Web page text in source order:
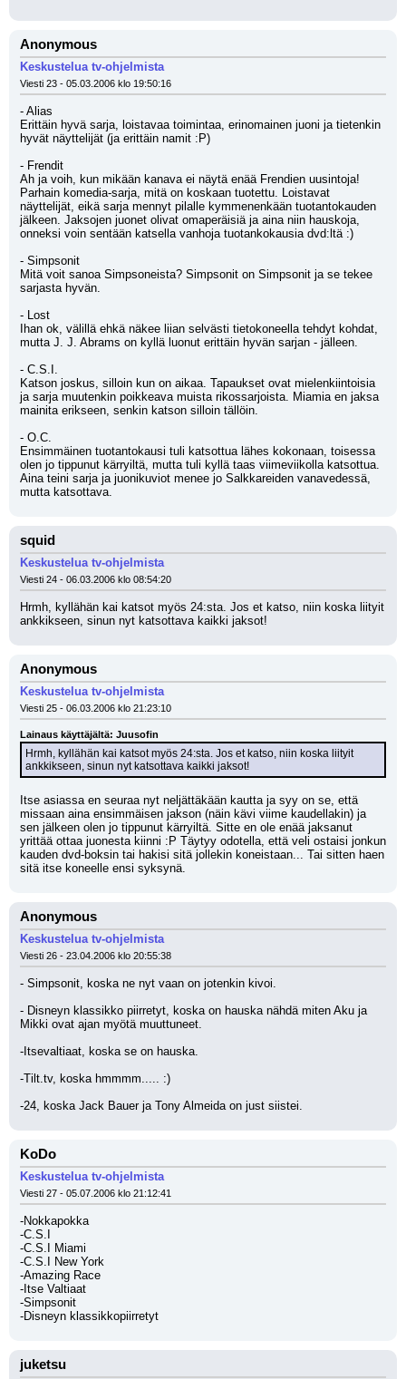
Anonymous
Keskustelua tv-ohjelmista
Viesti 23 - 05.03.2006 klo 19:50:16
- Alias
Erittäin hyvä sarja, loistavaa toimintaa, erinomainen juoni ja tietenkin
hyvät näyttelijät (ja erittäin namit :P)
- Frendit
Ah ja voih, kun mikään kanava ei näytä enää Frendien uusintoja!
Parhain komedia-sarja, mitä on koskaan tuotettu. Loistavat
näyttelijät, eikä sarja mennyt pilalle kymmenenkään tuotantokauden
jälkeen. Jaksojen juonet olivat omaperäisiä ja aina niin hauskoja,
onneksi voin sentään katsella vanhoja tuotankokausia dvd:ltä :)
- Simpsonit
Mitä voit sanoa Simpsoneista? Simpsonit on Simpsonit ja se tekee
sarjasta hyvän.
- Lost
Ihan ok, välillä ehkä näkee liian selvästi tietokoneella tehdyt kohdat,
mutta J. J. Abrams on kyllä luonut erittäin hyvän sarjan - jälleen.
- C.S.I.
Katson joskus, silloin kun on aikaa. Tapaukset ovat mielenkiintoisia
ja sarja muutenkin poikkeava muista rikossarjoista. Miamia en jaksa
mainita erikseen, senkin katson silloin tällöin.
- O.C.
Ensimmäinen tuotantokausi tuli katsottua lähes kokonaan, toisessa
olen jo tippunut kärryiltä, mutta tuli kyllä taas viimeviikolla katsottua.
Aina teini sarja ja juonikuviot menee jo Salkkareiden vanavedessä,
mutta katsottava.
squid
Keskustelua tv-ohjelmista
Viesti 24 - 06.03.2006 klo 08:54:20
Hrmh, kyllähän kai katsot myös 24:sta. Jos et katso, niin koska liityit
ankkikseen, sinun nyt katsottava kaikki jaksot!
Anonymous
Keskustelua tv-ohjelmista
Viesti 25 - 06.03.2006 klo 21:23:10
Lainaus käyttäjältä: Juusofin
Hrmh, kyllähän kai katsot myös 24:sta. Jos et katso, niin koska liityit
ankkikseen, sinun nyt katsottava kaikki jaksot!
Itse asiassa en seuraa nyt neljättäkään kautta ja syy on se, että
missaan aina ensimmäisen jakson (näin kävi viime kaudellakin) ja
sen jälkeen olen jo tippunut kärryiltä. Sitte en ole enää jaksanut
yrittää ottaa juonesta kiinni :P Täytyy odotella, että veli ostaisi jonkun
kauden dvd-boksin tai hakisi sitä jollekin koneistaan... Tai sitten haen
sitä itse koneelle ensi syksynä.
Anonymous
Keskustelua tv-ohjelmista
Viesti 26 - 23.04.2006 klo 20:55:38
- Simpsonit, koska ne nyt vaan on jotenkin kivoi.
- Disneyn klassikko piirretyt, koska on hauska nähdä miten Aku ja
Mikki ovat ajan myötä muuttuneet.
-Itsevaltiaat, koska se on hauska.
-Tilt.tv, koska hmmmm..... :)
-24, koska Jack Bauer ja Tony Almeida on just siistei.
KoDo
Keskustelua tv-ohjelmista
Viesti 27 - 05.07.2006 klo 21:12:41
-Nokkapokka
-C.S.I
-C.S.I Miami
-C.S.I New York
-Amazing Race
-Itse Valtiaat
-Simpsonit
-Disneyn klassikkopiirretyt
juketsu